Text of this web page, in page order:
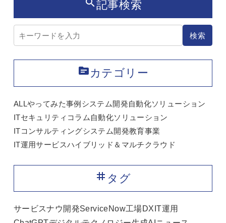
記事検索
記事検索 検索
topicカテゴリー
ALLやってみた事例システム開発自動化ソリューション
ITセキュリティ コラム 自動化ソリューション
ITコンサルティングシステム開発教育事業
IT運用サービスハイブリッド＆マルチクラウド
tag タグ
サービスナウ 開発ServiceNow工場DX IT運用